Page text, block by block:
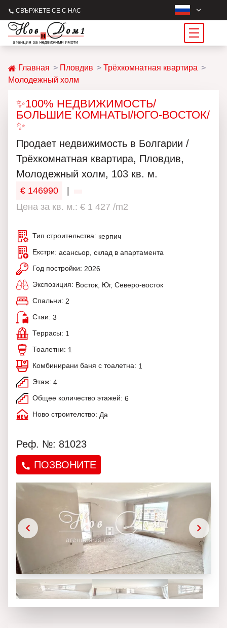
СВЪРЖЕТЕ СЕ С НАС
Главная Пловдив
Трёхкомнатная квартира
Молодежный холм
✨100% НЕДВИЖИМОСТЬ/
БОЛЬШИЕ КОМНАТЫ/ЮГО-ВОСТОК/
✨
Продаeт недвижимость в Болгарии /
Трёхкомнатная квартира, Пловдив,
Молодежный холм, 103 кв. м.
€ 146990
Цена за кв. м.: € 1 427 /m2
Тип строительства: керпич
Екстри: асансьор, склад в апартамента
Год постройки: 2026
Экспозиция: Восток, Юг, Северо-восток
Спальни: 2
Стаи: 3
Террасы: 1
Тоалетни: 1
Комбинирани баня с тоалетна: 1
Этаж: 4
Общее количество этажей: 6
Ново строителство: Да
Реф. №: 81023
ПОЗВОНИТЕ